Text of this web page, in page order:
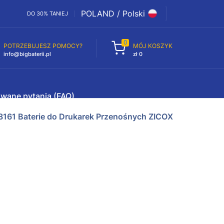
DO 30% TANIEJ POLAND / Polski
POTRZEBUJESZ POMOCY?
info@bigbaterii.pl
0 MÓJ KOSZYK
zł 0
pytania (FAQ)
Baterie do Drukarek Przenośnych ZICOX